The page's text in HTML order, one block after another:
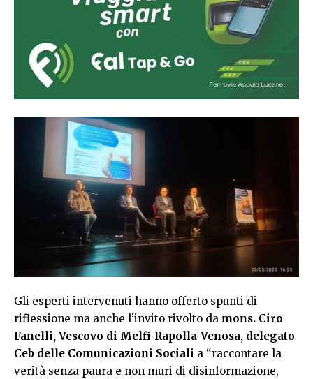
Gli esperti intervenuti hanno offerto spunti di
riflessione ma anche l’invito rivolto da mons. Ciro
Fanelli, Vescovo di Melfi-Rapolla-Venosa, delegato
Ceb delle Comunicazioni Sociali a “raccontare la
verità senza paura e non muri di disinformazione,